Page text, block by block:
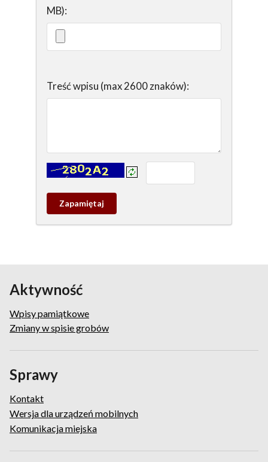
MB):
Treść wpisu (max 2600 znaków):
Kontrola - wprowadź tekst z obrazka:
Zapamietaj
wpis
Aktywność
Wpisy pamiątkowe
Zmiany w spisie grobów
Sprawy
Kontakt
Wersja dla urządzeń mobilnych
Komunikacja miejska